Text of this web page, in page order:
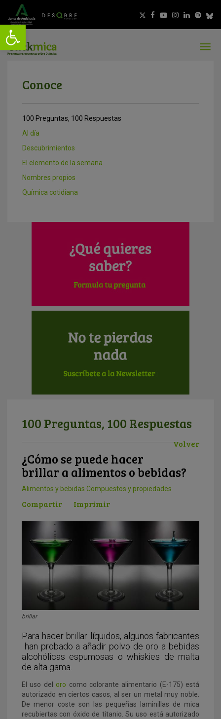
Conoce
100 Preguntas, 100 Respuestas
Al día
Descubrimientos
El elemento de la semana
Nombres propios
Química cotidiana
100 Preguntas, 100 Respuestas
Volver
¿Cómo se puede hacer
brillar a alimentos o bebidas?
Alimentos y bebidas Compuestos y propiedades
Compartir Imprimir
brillar
Para hacer brillar líquidos, algunos fabricantes
han probado a añadir polvo de oro a bebidas
alcohólicas espumosas o whiskies de malta
de alta gama.
El uso del oro como colorante alimentario (E-175) está
autorizado en ciertos casos, al ser un metal muy noble.
De menor coste son las pequeñas laminillas de mica
recubiertas con óxido de titanio. Su uso está autorizado